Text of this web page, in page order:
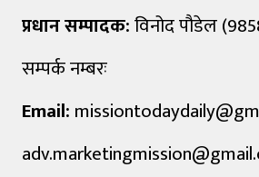
प्रधान सम्पादक:विनोद पौडेल
सम्पर्क नम्बरः
Email: